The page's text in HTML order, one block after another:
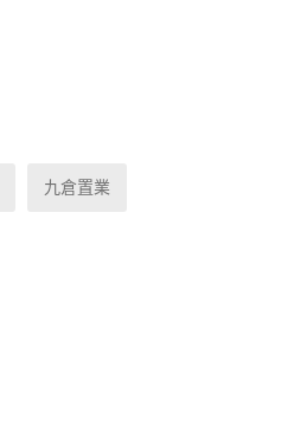
九倉置業